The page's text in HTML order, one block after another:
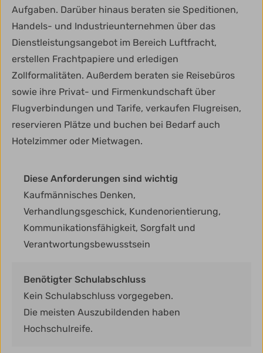
Aufgaben. Darüber hinaus beraten sie Speditionen,
Handels- und Industrieunternehmen über das
Dienstleistungsangebot im Bereich Luftfracht,
erstellen Frachtpapiere und erledigen
Zollformalitäten. Außerdem beraten sie Reisebüros
sowie ihre Privat- und Firmenkundschaft über
Flugverbindungen und Tarife, verkaufen Flugreisen,
reservieren Plätze und buchen bei Bedarf auch
Hotelzimmer oder Mietwagen.
Diese Anforderungen sind wichtig
Kaufmännisches Denken,
Verhandlungsgeschick, Kundenorientierung,
Kommunikationsfähigkeit, Sorgfalt und
Verantwortungsbewusstsein
Benötigter Schulabschluss
Kein Schulabschluss vorgegeben.
Die meisten Auszubildenden haben
Hochschulreife.